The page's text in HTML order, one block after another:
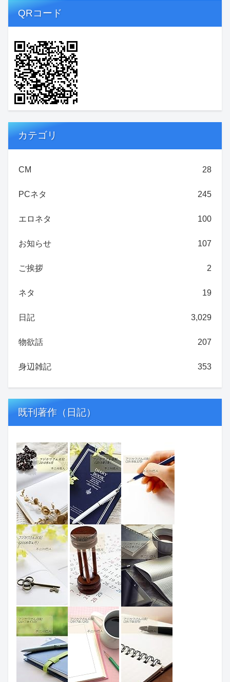
QRコード
カテゴリ
CM 28
PCネタ 245
エロネタ 100
お知らせ 107
ご挨拶 2
ネタ 19
日記 3,029
物欲話 207
身辺雑記 353
既刊著作（日記）